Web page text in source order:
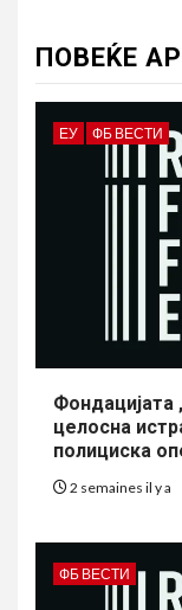
ПОВЕЌЕ
ЕУ ФБ ВЕСТИ
Фондацијата
целосна
полициска
2 semaines il y a
ФБ ВЕСТИ